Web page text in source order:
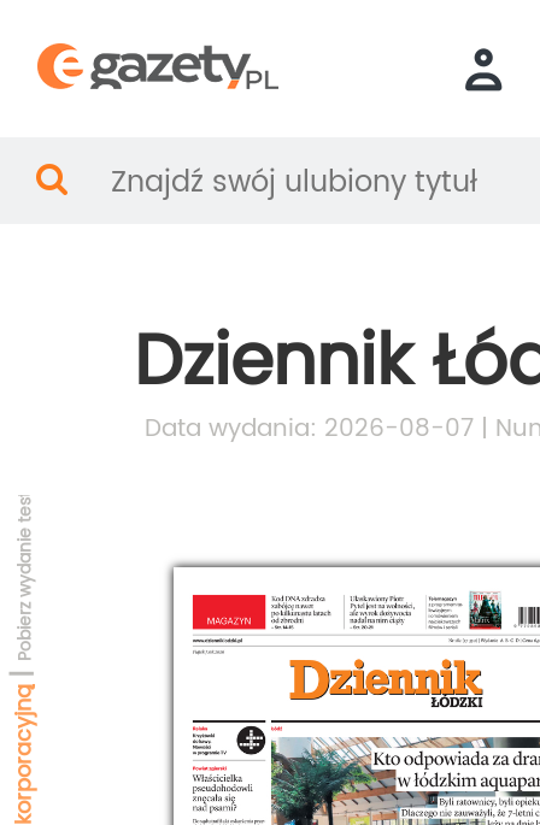
Dziennik
Data wydania: 2026-08-07 |
|
Pobierz wydanie testowe